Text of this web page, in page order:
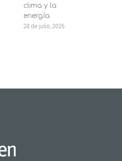
clima y la
energía
28 de julio, 2026